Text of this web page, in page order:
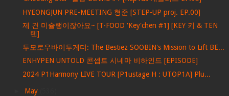
HYEONGJUN PRE-MEETING 형준 [STEP-UP proj. EP.00]
제 건 미슐랭이잖아요~ [T-FOOD 'Key'chen #1] [KEY 키 & TEN
텐]
투모로우바이투게더: The Bestiez SOOBIN's Mission to Lift BE...
ENHYPEN UNTOLD 콘셉트 시네마 비하인드 [EPISODE]
2024 P1Harmony LIVE TOUR [P1ustage H : UTOP1A] Plu...
May